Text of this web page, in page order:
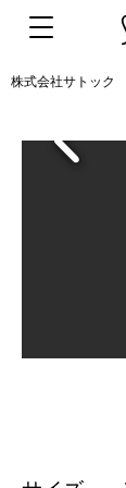
株式会社サトック